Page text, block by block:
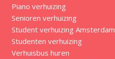
Piano verhuizing
Senioren verhuizing
Student verhuizing Amsterdam
Studenten verhuizing
Verhuisbus huren